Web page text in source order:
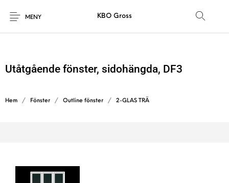
MENY KBO Gross
Utåtgående fönster, sidohängda, DF3
Hem / Fönster / Outline fönster / 2-GLAS TRÄ